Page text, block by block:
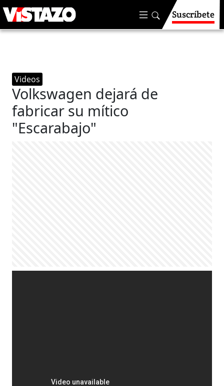
Suscríbete
Videos
Volkswagen dejará de
fabricar su mítico
"Escarabajo"